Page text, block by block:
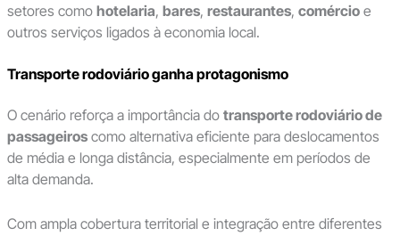
setores como hotelaria, bares, restaurantes, comércioe
outros serviços ligados à economia local.
Transporte rodoviário ganha protagonismo
O cenário reforça a importância do transporte rodoviário de
passageiroscomo alternativa eficiente para deslocamentos
de média e longa distância, especialmente em períodos de
alta demanda.
Com ampla cobertura territorial e integração entre diferentes